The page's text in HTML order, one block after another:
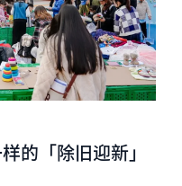
的「除旧迎新」